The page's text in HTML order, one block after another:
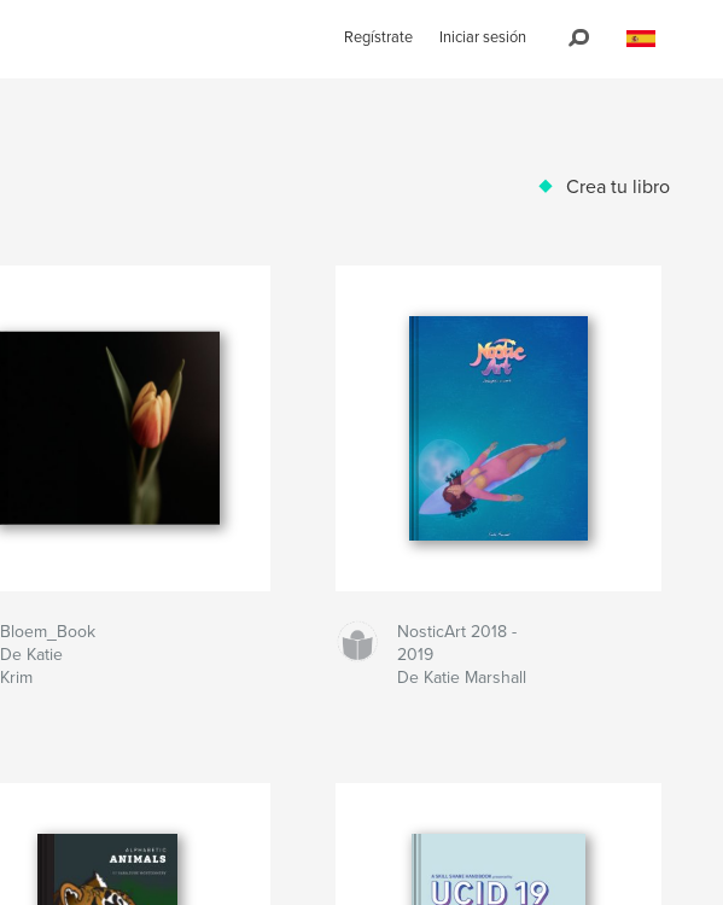
Regístrate Iniciar sesión
Crea tu libro
Bloem_Book
De Katie
Krim
NosticArt 2018 -
2019
De Katie Marshall